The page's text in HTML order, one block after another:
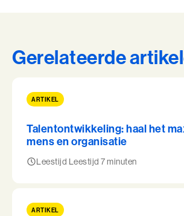
Gerelateerde
ARTIKEL
Talentontwikkeling: haal het
mens en organisatie
Leestijd Leestijd 7 minuten
ARTIKEL